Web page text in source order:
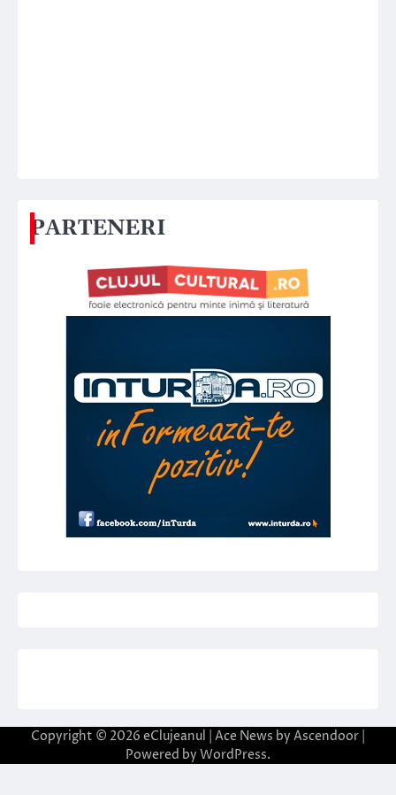
PARTENERI
Copyright © 2026 eClujeanul | Ace News by Ascendoor
Powered by WordPress.